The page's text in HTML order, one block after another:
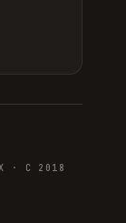
· С 2018